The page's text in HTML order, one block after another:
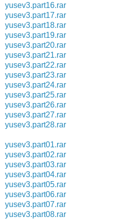
yusev3.part16.rar
yusev3.part17.rar
yusev3.part18.rar
yusev3.part19.rar
yusev3.part20.rar
yusev3.part21.rar
yusev3.part22.rar
yusev3.part23.rar
yusev3.part24.rar
yusev3.part25.rar
yusev3.part26.rar
yusev3.part27.rar
yusev3.part28.rar
yusev3.part01.rar
yusev3.part02.rar
yusev3.part03.rar
yusev3.part04.rar
yusev3.part05.rar
yusev3.part06.rar
yusev3.part07.rar
yusev3.part08.rar